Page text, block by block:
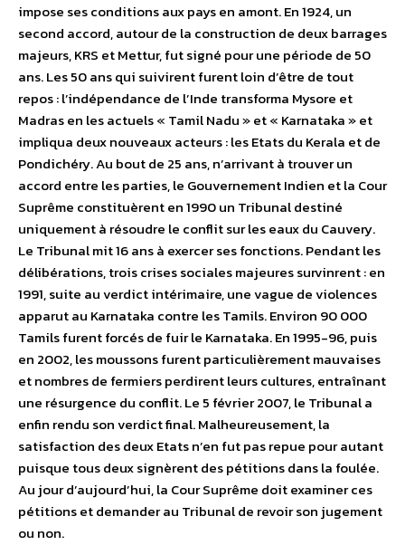
impose ses conditions aux pays en amont. En 1924, un
second accord, autour de la construction de deux barrages
majeurs, KRS et Mettur, fut signé pour une période de 50
ans. Les 50 ans qui suivirent furent loin d’être de tout
repos : l’indépendance de l’Inde transforma Mysore et
Madras en les actuels « Tamil Nadu » et « Karnataka » et
impliqua deux nouveaux acteurs : les Etats du Kerala et de
Pondichéry. Au bout de 25 ans, n’arrivant à trouver un
accord entre les parties, le Gouvernement Indien et la Cour
Suprême constituèrent en 1990 un Tribunal destiné
uniquement à résoudre le conflit sur les eaux du Cauvery.
Le Tribunal mit 16 ans à exercer ses fonctions. Pendant les
délibérations, trois crises sociales majeures survinrent : en
1991, suite au verdict intérimaire, une vague de violences
apparut au Karnataka contre les Tamils. Environ 90 000
Tamils furent forcés de fuir le Karnataka. En 1995-96, puis
en 2002, les moussons furent particulièrement mauvaises
et nombres de fermiers perdirent leurs cultures, entraînant
une résurgence du conflit. Le 5 février 2007, le Tribunal a
enfin rendu son verdict final. Malheureusement, la
satisfaction des deux Etats n’en fut pas repue pour autant
puisque tous deux signèrent des pétitions dans la foulée.
Au jour d’aujourd’hui, la Cour Suprême doit examiner ces
pétitions et demander au Tribunal de revoir son jugement
ou non.